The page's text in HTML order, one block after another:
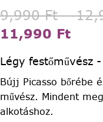
9,990Ft –
11,990 Ft
Légy festőművész
Bújj Picasso bőrébe
művész. Mindent
alkotáshoz.